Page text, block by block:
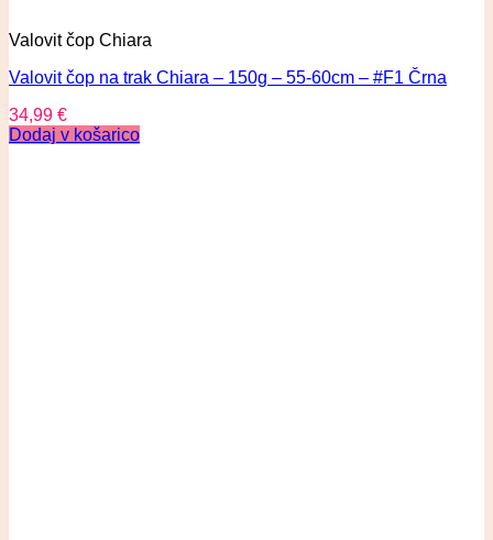
Valovit čop Chiara
Valovit čop na trak Chiara – 150g – 55-60cm – #F1 Črna
34,99 €
Dodaj v košarico